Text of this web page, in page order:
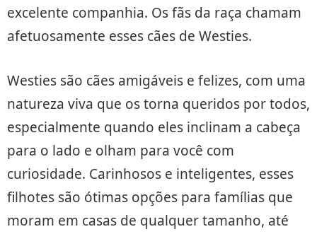
excelente companhia. Os fãs da raça chamam
afetuosamente esses cães de Westies.
Westies são cães amigáveis e felizes, com uma
natureza viva que os torna queridos por todos,
especialmente quando eles inclinam a cabeça
para o lado e olham para você com
curiosidade. Carinhosos e inteligentes, esses
filhotes são ótimas opções para famílias que
moram em casas de qualquer tamanho, até